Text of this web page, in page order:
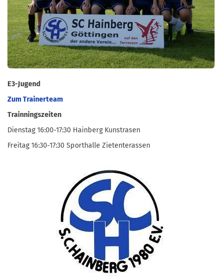
E3-Jugend
Zum Trainerteam
Trainningszeiten
Dienstag 16:00-17:30 Hainberg Kunstrasen
Freitag 16:30-17:30 Sporthalle Zietenterassen